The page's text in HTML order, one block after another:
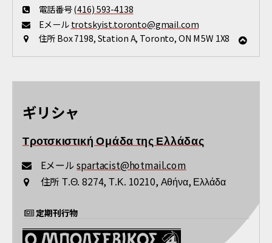
電話番号(416) 593-4138
Eメール trotskyist.toronto@gmail.com
住所Box 7198, Station A, Toronto, ON M5W 1X8
ギリシャ
Τροτσκιστική Ομάδα της Ελλάδας
Eメールspartacist@hotmail.com
住所 Τ.Θ. 8274, Τ.Κ. 10210, Αθήνα, Ελλάδα
定期刊行物